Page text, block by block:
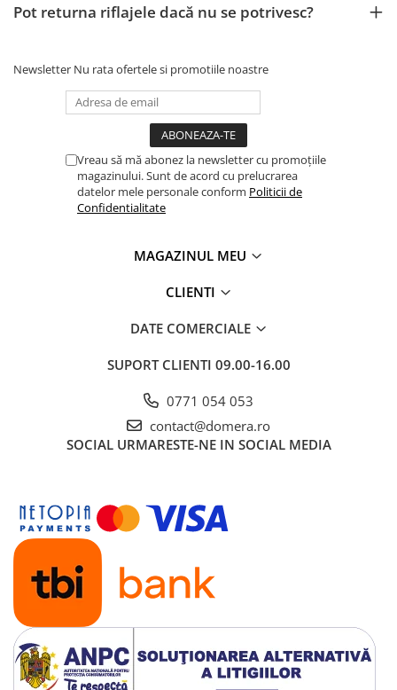
Pot returna riflajele dacă nu se potrivesc?
Newsletter Nu rata ofertele si promotiile noastre
Vreau să mă abonez la newsletter cu promoțiile
magazinului. Sunt de acord cu prelucrarea
datelor mele personale conform Politicii de
Confidentialitate
MAGAZINUL MEU
CLIENTI
DATE COMERCIALE
SUPORT CLIENTI 09.00-16.00
0771 054 053
contact@domera.ro
SOCIAL URMARESTE-NE IN SOCIAL MEDIA